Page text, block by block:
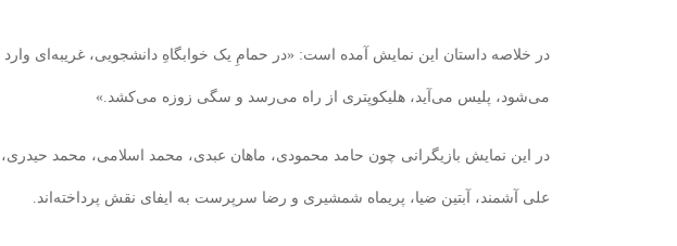
در خلاصه داستان این نمایش آمده است: «در حمامِ یک خوابگاهِ دانشجویی، غریبه‌ای وارد
می‌شود، پلیس می‌آید، هلیکوپتری از راه می‌رسد و سگی زوزه می‌کشد.»
در این نمایش بازیگرانی چون حامد محمودی، ماهان عبدی، محمد اسلامی، محمد حیدری،
علی آشمند، آبتین ضیا، پریماه شمشیری و رضا سرپرست به ایفای نقش پرداخته‌اند‌.